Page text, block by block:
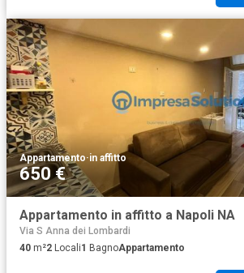
Appartamento·in affitto
650 €
Appartamento in affitto a Napoli NA
Via S Anna dei Lombardi
40 m²2 Locali1 BagnoAppartamento